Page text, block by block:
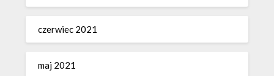
czerwiec 2021
maj 2021